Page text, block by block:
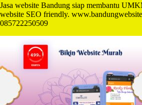
Jasa website Bandung siap membantu
website SEO friendly.
085722250509